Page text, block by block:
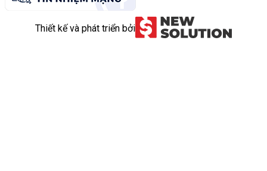
Thiết kế và phát triển bởi